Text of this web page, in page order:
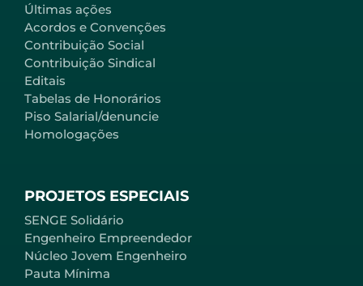
Últimas ações
Acordos e Convenções
Contribuição Social
Contribuição Sindical
Editais
Tabelas de Honorários
Piso Salarial/denuncie
Homologações
PROJETOS ESPECIAIS
SENGE Solidário
Engenheiro Empreendedor
Núcleo Jovem Engenheiro
Pauta Mínima